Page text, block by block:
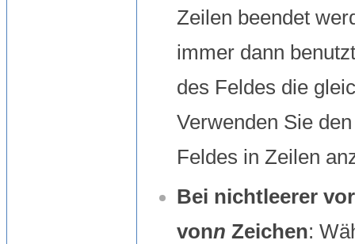
Zeilen beendet
immer dann
des Feldes die
Verwenden Sie
Feldes in Zeilen
Bei nichtleerer
vonn Zeichen: